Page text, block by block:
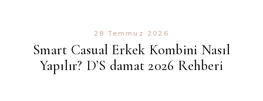
Smart Casual Erkek Kombini Nasıl
Yapılır? D’S damat 2026 Rehberi
28 Temmuz 2026